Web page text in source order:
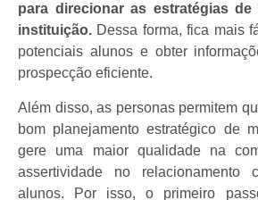
para direcionar as estratégias
instituição. Dessa forma, fica mais
potenciais alunos e obter
prospecção eficiente.
Além disso, as personas permitem
bom planejamento estratégico de
gere uma maior qualidade na
assertividade no relacionamento
alunos.
Por isso, o primeiro